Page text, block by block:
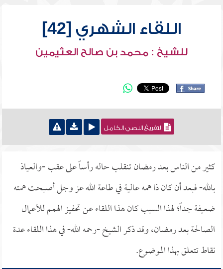
اللقاء الشهري [42]
للشيخ : محمد بن صالح العثيمين
التفريغ النصي الكامل
كثير من الناس بعد رمضان تنقلب حاله رأساً على عقب -والعياذ
بالله- فبعد أن كان ذا همه عالية في طاعة الله عز وجل أصبحت همته
ضعيفة جداً؛ لهذا السبب كان هذا اللقاء عن تحفيز الهمم للأعمال
الصالحة بعد رمضان، وقد ذكر الشيخ -رحمه الله- في هذا اللقاء عدة
نقاط تتعلق بهذا الموضوع.